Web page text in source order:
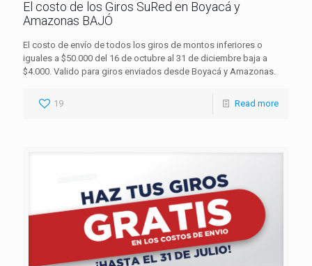
El costo de los Giros SuRed en Boyacá y
Amazonas BAJÓ
El costo de envío de todos los giros de montos inferiores o
iguales a $50.000 del 16 de octubre al 31 de diciembre baja a
$4.000. Valido para giros enviados desde Boyacá y Amazonas.
19 Read more